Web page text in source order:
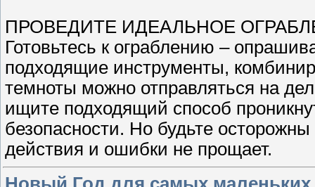
ПРОВЕДИТЕ ИДЕАЛЬНОЕ
Готовьтесь к ограблению –
подходящие инструменты,
темноты можно отправляться на
ищите подходящий способ
безопасности. Но будьте
действия и ошибки не прощает.